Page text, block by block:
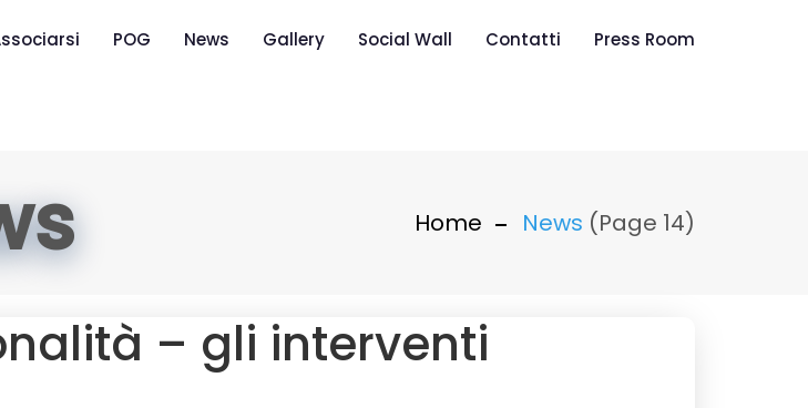
POG News Gallery Social Wall Contatti Press Room
Home News (Page 14)
– gli interventi